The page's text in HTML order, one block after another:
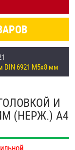
DIN 6921 М5х8 мм
И
(НЕРЖ.) A4